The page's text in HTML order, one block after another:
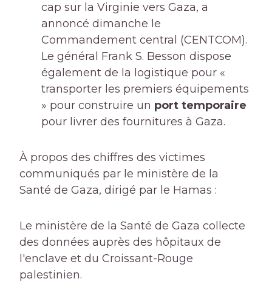
cap sur la Virginie vers Gaza, a
annoncé dimanche le
Commandement central (CENTCOM).
Le général Frank S. Besson dispose
également de la logistique pour «
transporter les premiers équipements
» pour construire un port temporaire
pour livrer des fournitures à Gaza.
À propos des chiffres des victimes
communiqués par le ministère de la
Santé de Gaza, dirigé par le Hamas :
Le ministère de la Santé de Gaza collecte
des données auprès des hôpitaux de
l'enclave et du Croissant-Rouge
palestinien.